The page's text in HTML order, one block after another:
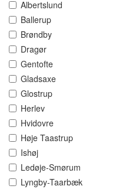
Albertslund
Ballerup
Brøndby
Dragør
Gentofte
Gladsaxe
Glostrup
Herlev
Hvidovre
Høje Taastrup
Ishøj
Ledøje-Smørum
Lyngby-Taarbæk